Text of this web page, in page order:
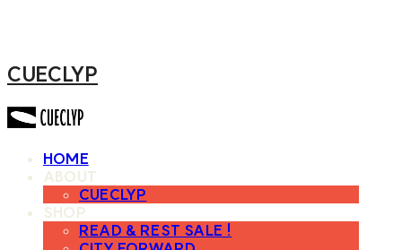
CUECLYP
HOME
ABOUT
CUECLYP
SHOP
READ & REST SALE !